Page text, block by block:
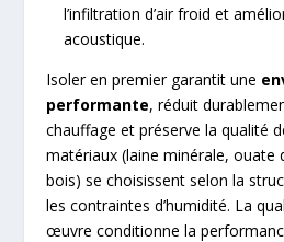
l’infiltration d’air froid et
acoustique.
Isoler en premier garantit une
performante, réduit
chauffage et préserve la qualité
matériaux (laine minérale, ouate
bois) se choisissent selon la
les contraintes d’humidité. La
œuvre conditionne la